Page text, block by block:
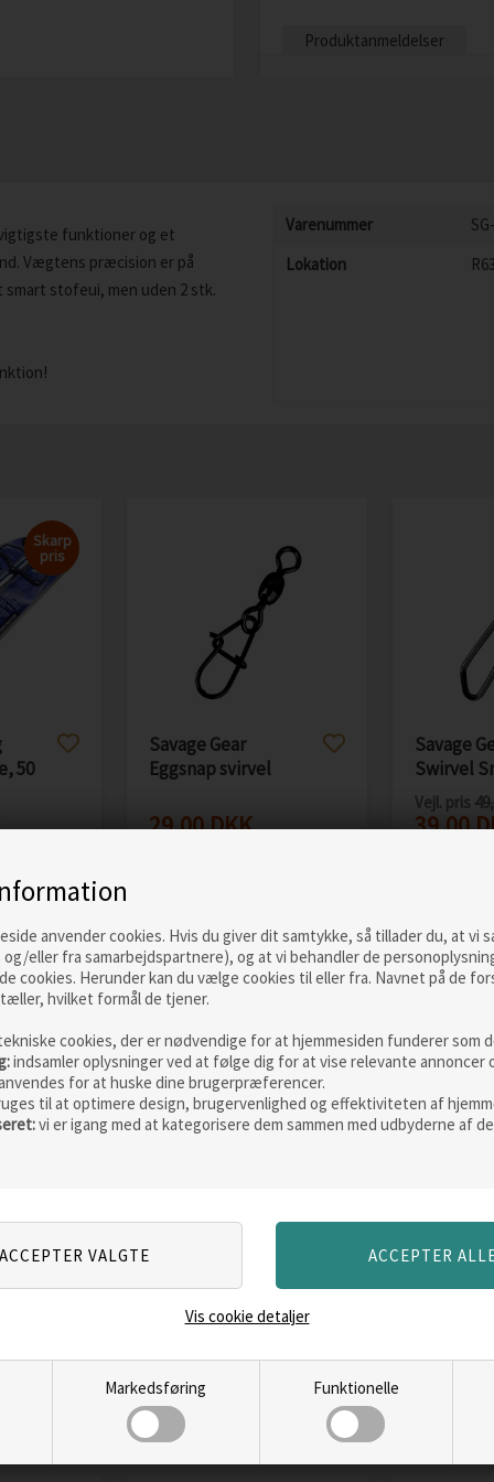
anvender cookies. Hvis du giver dit samtykke, så tillader du, at vi
og/eller fra samarbejdspartnere), og at vi behandler de
cookies. Herunder kan du vælge cookies til eller fra. Navnet på de
hvilket formål de tjener.
cookies, der er nødvendige for at hjemmesiden funderer som
indsamler oplysninger ved at følge dig for at vise relevante annoncer
for at huske dine brugerpræferencer.
til at optimere design, brugervenlighed og effektiviteten af
vi er igang med at kategorisere dem sammen med udbyderne af
Markedsføring Funktionelle
Vis cookie detaljer
Produktanmeldelser
funktioner og et
Vægtens præcision er på
smart stofeui, men uden 2 stk.
Varenummer
Lokation
Skarp
pris
50
Savage Gear
Eggsnap svirvel
29,00DKK
Savage
Swirvel
Vejl. pris
39,00
pris pris
Fjällräven Kånken
Vejl. pris749,00
535,00DKK
LÆS MERE
L rygsæk
Vejl. pris